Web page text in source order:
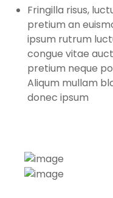
Fringilla risus,
pretium an
ipsum rutrum
congue vitae
pretium neque
Aliqum mullam
donec ipsum